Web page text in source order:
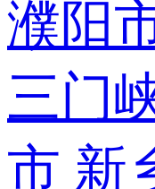
濮阳
三门
市 新